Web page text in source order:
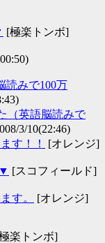
[極楽トンボ]
読みで100万
（英語脳読みで
3/10(22:46)
す！！
[オレンジ]
▼ [スコフィールド]
す。
[オレンジ]
楽トンボ]